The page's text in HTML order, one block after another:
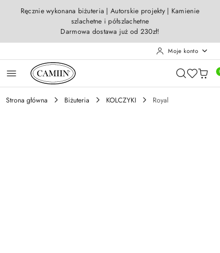
Przejdź do treści głównej
Przejdź do wyszukiwarki
Przejdź do moje konto
Przejdź do menu głównego
Przejdź do opisu produktu
Przejdź do stopki
Ręcznie wykonana biżuteria | Autorskie projekty | Kamienie
szlachetne i półszlachetne
Darmowa dostawa już od 230zł!
Moje konto
Strona główna Biżuteria KOLCZYKI Royal